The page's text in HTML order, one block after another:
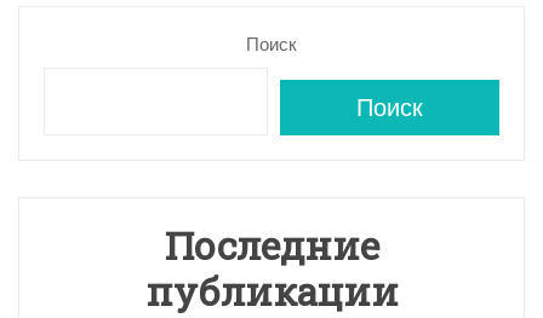
Поиск
Поиск
Последние
публикации